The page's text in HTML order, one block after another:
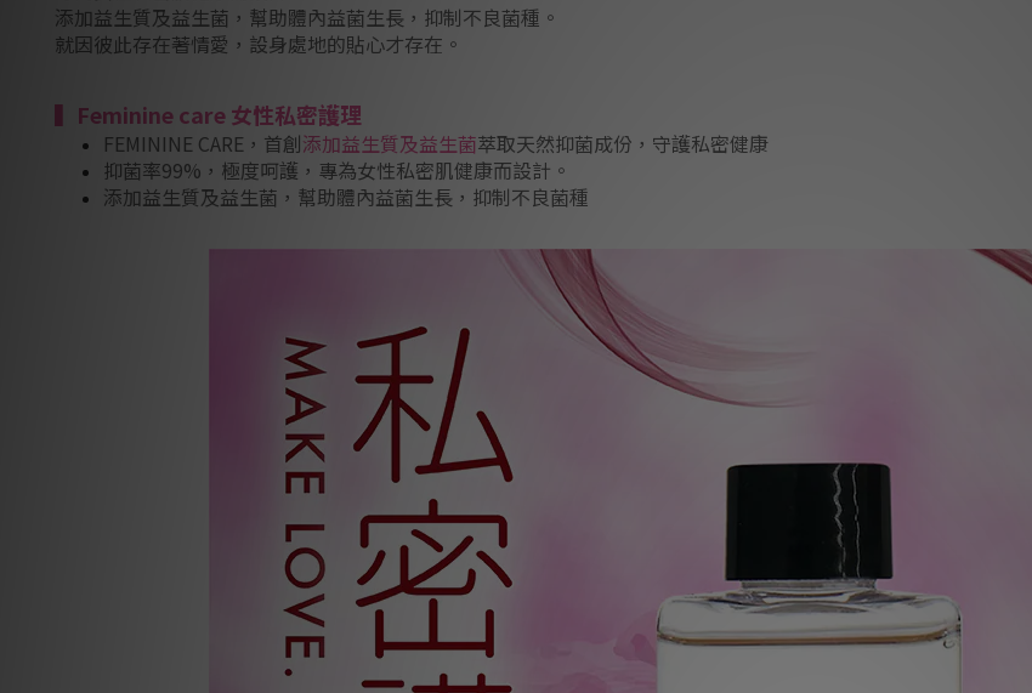
添加益生質及益生菌，幫助體內益菌生長，抑制不良菌種。
就因彼此存在著情愛，設身處地的貼心才存在。
▍Feminine care 女性私密護理
FEMININE CARE，首創添加益生質及益生菌萃取天然抑菌成份，守護私密健康
抑菌率99%，極度呵護，專為女性私密肌健康而設計。
添加益生質及益生菌，幫助體內益菌生長，抑制不良菌種